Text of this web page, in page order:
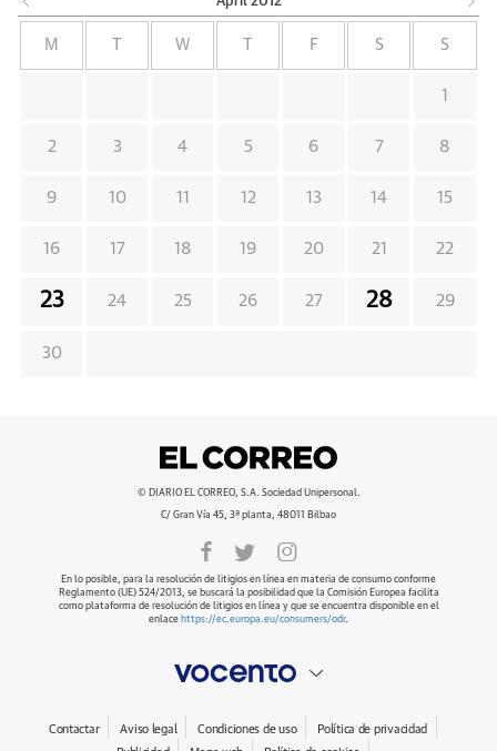
M W F S S
1
2 3 4 5 6 7 8
9 10 11 12 13 14 15
16 17 18 19 20 21 22
23 24 25 26 27 28 29
30
© DIARIO EL CORREO, S.A. Sociedad Unipersonal.
C/ Gran Vía 45, 3ª planta, 48011 Bilbao
En lo posible, para la resolución de litigios en línea en materia de consumo conforme
Reglamento (UE) 524/2013, se buscará la posibilidad que la Comisión Europea facilita
como plataforma de resolución de litigios en línea y que se encuentra disponible en el
enlace https://ec.europa.eu/consumers/odr.
Contactar Aviso legal Condiciones de uso
Política de privacidad